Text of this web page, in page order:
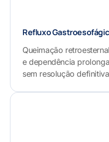
Refluxo
Queimação
e dependência
sem resolução